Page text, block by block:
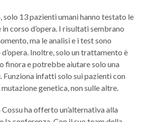
solo 13 pazienti umani hanno testato le
corso d’opera. I risultati sembrano
ma le analisi e i test sono
Inoltre, solo un trattamento è
finora e potrebbe aiutare solo una
Funziona infatti solo sui pazienti con
genetica, non sulle altre.
Cossu ha offerto un’alternativa alla